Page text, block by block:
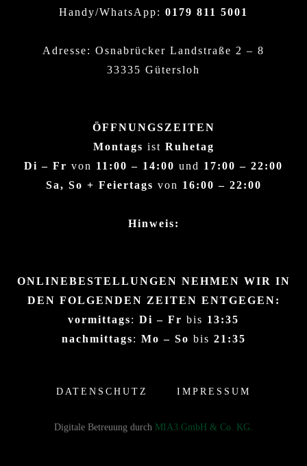
Handy/WhatsApp: 0179 811 5001
Adresse: Osnabrücker Landstraße 2 – 8
33335 Gütersloh
ÖFFNUNGSZEITEN
Montags ist Ruhetag
Di – Fr von 11:00 – 14:00 und 17:00 – 22:00
Sa, So + Feiertags von 16:00 – 22:00
Hinweis:
ONLINEBESTELLUNGEN NEHMEN WIR IN
DEN FOLGENDEN ZEITEN ENTGEGEN:
vormittags: Di – Fr bis 13:35
nachmittags: Mo – So bis 21:35
DATENSCHUTZ IMPRESSUM
Digitale Betreuung durch MIA3 GmbH & Co. KG.